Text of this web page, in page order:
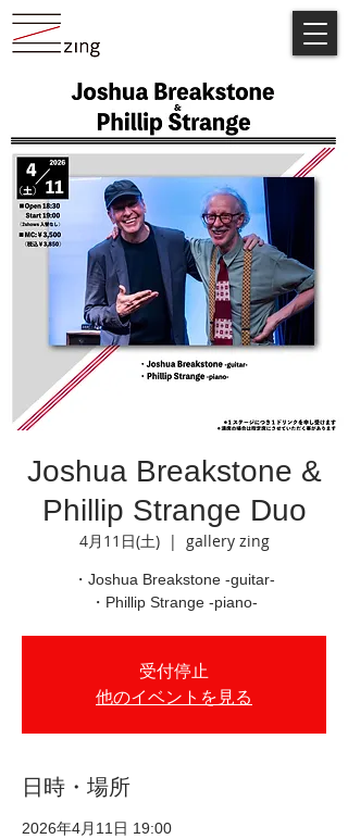
Joshua Breakstone &
Phillip Strange Duo
4月11日(土)
  |
gallery zing
・Joshua Breakstone -guitar-
・Phillip Strange -piano-
受付停止
他のイベントを見る
日時・場所
2026年4月11日 19:00